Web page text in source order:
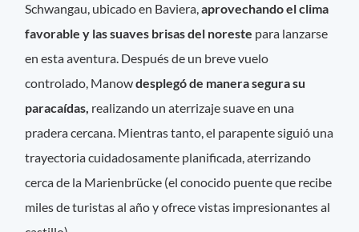
Schwangau, ubicado en Baviera,aprovechando el clima
favorable y las suaves brisas del noreste para lanzarse
en esta aventura. Después de un breve vuelo
controlado, Manowdesplegó de manera segura su
paracaídas, realizando un aterrizaje suave en una
pradera cercana. Mientras tanto, el parapente siguió una
trayectoria cuidadosamente planificada, aterrizando
cerca de la Marienbrücke (el conocido puente que recibe
miles de turistas al año y ofrece vistas impresionantes al